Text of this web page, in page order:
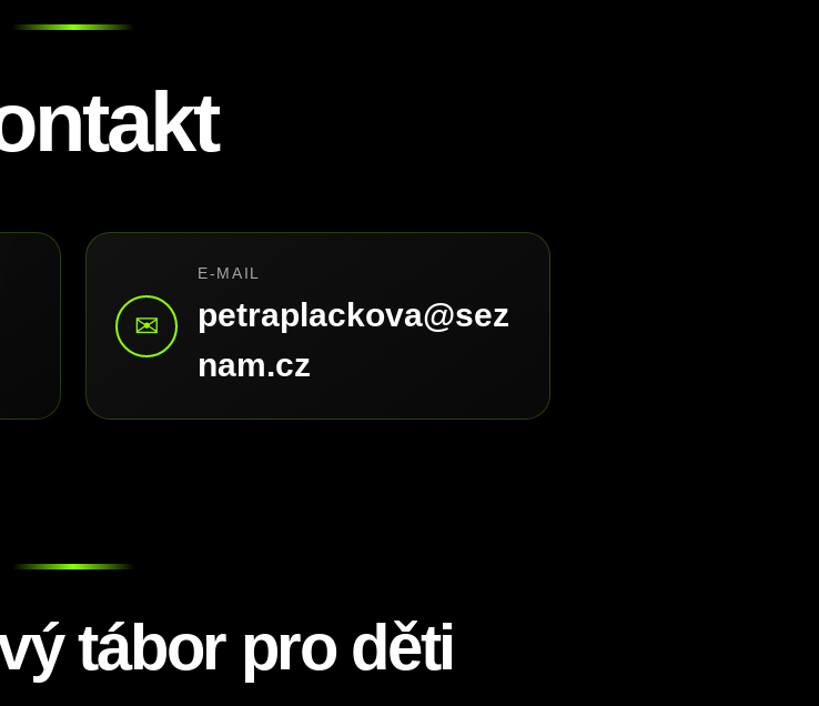
✉
E-MAIL
petraplackova@sez
nam.cz
tábor pro děti